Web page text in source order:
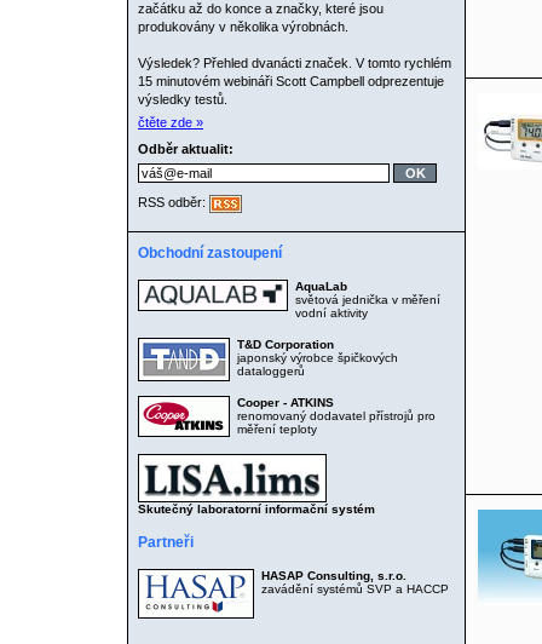
začátku až do konce a značky, které jsou
produkovány v několika výrobnách.
Výsledek? Přehled dvanácti značek. V tomto rychlém
15 minutovém webináři Scott Campbell odprezentuje
výsledky testů.
čtěte zde »
Odběr aktualit:
RSS odběr:
Obchodní zastoupení
AquaLab
světová jednička v měření
vodní aktivity
T&D Corporation
japonský výrobce špičkových
dataloggerů
Cooper - ATKINS
renomovaný dodavatel přístrojů pro
měření teploty
Skutečný laboratorní informační systém
Partneři
HASAP Consulting, s.r.o.
zavádění systémů SVP a HACCP